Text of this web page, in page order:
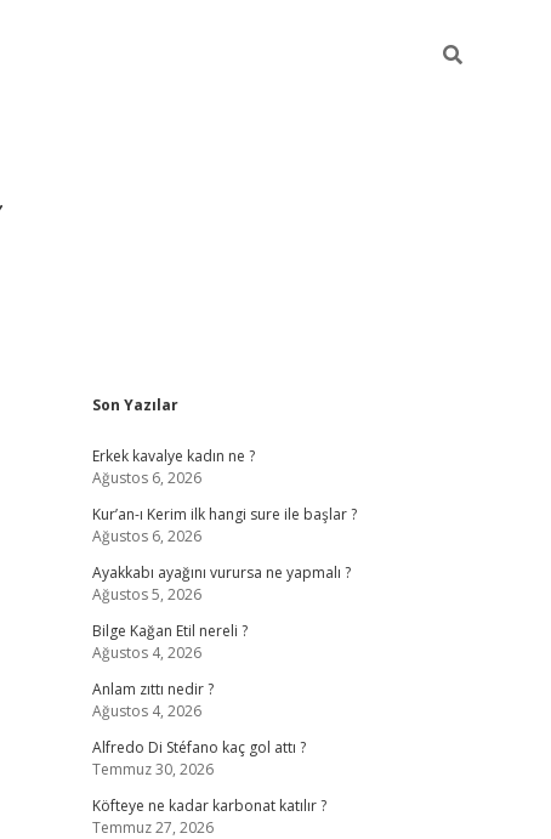
Sidebar
Son Yazılar
Erkek kavalye kadın ne ?
Ağustos 6, 2026
Kur’an-ı Kerim ilk hangi sure ile başlar ?
Ağustos 6, 2026
Ayakkabı ayağını vurursa ne yapmalı ?
Ağustos 5, 2026
Bilge Kağan Etil nereli ?
Ağustos 4, 2026
Anlam zıttı nedir ?
Ağustos 4, 2026
Alfredo Di Stéfano kaç gol attı ?
Temmuz 30, 2026
Köfteye ne kadar karbonat katılır ?
Temmuz 27, 2026
piabellacasino